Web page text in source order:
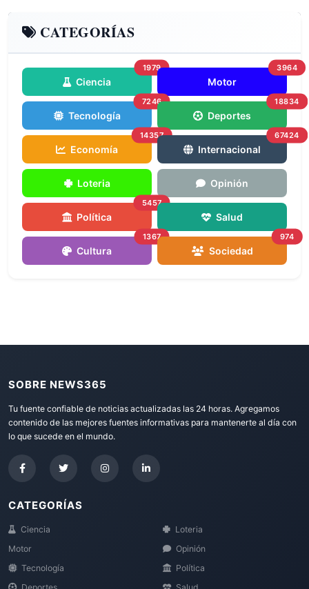
CATEGORÍAS
Ciencia
1979
Motor
3964
Tecnología
7246
Deportes
18834
Economía
14357
Internacional
67424
Loteria Opinión
Política
5457
Salud
Cultura
1367
Sociedad
974
SOBRE NEWS365
Tu fuente confiable de noticias actualizadas las 24 horas. Agregamos
contenido de las mejores fuentes informativas para mantenerte al día con
lo que sucede en el mundo.
CATEGORÍAS
Ciencia
Motor
Tecnología
Loteria
Opinión
Política